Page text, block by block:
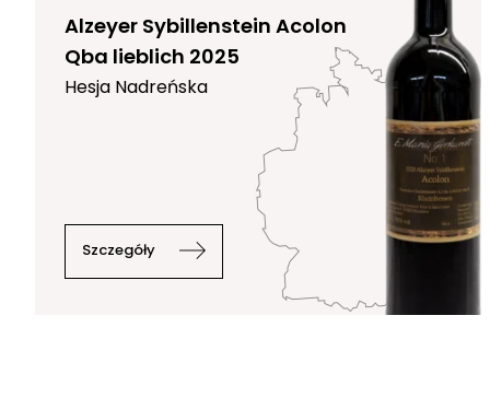
Alzeyer Sybillenstein Acolon
Qba lieblich 2025
Hesja Nadreńska
Szczegóły